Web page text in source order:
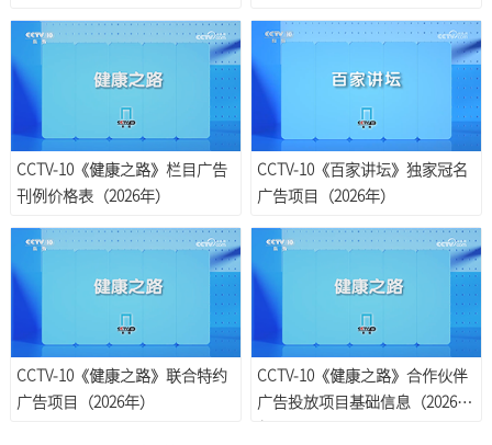
CCTV-10《健康之路》栏目广告
刊例价格表（2026年）
CCTV-10《百家讲坛》独家冠名
广告项目（2026年）
CCTV-10《健康之路》联合特约
广告项目（2026年）
CCTV-10《健康之路》合作伙伴
广告投放项目基础信息（2026